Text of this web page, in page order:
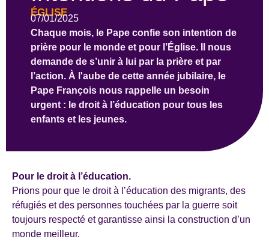
ÉGLISE
07/01/2025
Chaque mois, le Pape confie son intention de
prière pour le monde et pour l’Église. Il nous
demande de s’unir à lui par la prière et par
l’action. À l'aube de cette année jubilaire, le
Pape François nous rappelle un besoin
urgent : le droit à l’éducation pour tous les
enfants et les jeunes.
Pour le droit à l’éducation.
Prions pour que le droit à l’éducation des migrants, des
réfugiés et des personnes touchées par la guerre soit
toujours respecté et garantisse ainsi la construction d’un
monde meilleur.